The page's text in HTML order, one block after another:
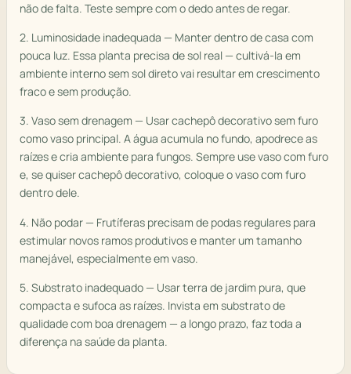
não de falta. Teste sempre com o dedo antes de regar.
2. Luminosidade inadequada — Manter dentro de casa com
pouca luz. Essa planta precisa de sol real — cultivá-la em
ambiente interno sem sol direto vai resultar em crescimento
fraco e sem produção.
3. Vaso sem drenagem — Usar cachepô decorativo sem furo
como vaso principal. A água acumula no fundo, apodrece as
raízes e cria ambiente para fungos. Sempre use vaso com furo
e, se quiser cachepô decorativo, coloque o vaso com furo
dentro dele.
4. Não podar — Frutíferas precisam de podas regulares para
estimular novos ramos produtivos e manter um tamanho
manejável, especialmente em vaso.
5. Substrato inadequado — Usar terra de jardim pura, que
compacta e sufoca as raízes. Invista em substrato de
qualidade com boa drenagem — a longo prazo, faz toda a
diferença na saúde da planta.